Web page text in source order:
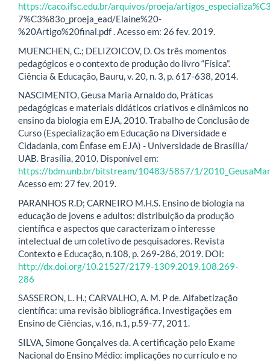
https://caco.ifsc.edu.br/arquivos/proeja/
7%C3%83o_proeja_ead/Elaine%20-
%20Artigo%20final.pdf . Acesso em: 26 fev. 2019.
MUENCHEN, C.; DELIZOICOV, D. Os três momentos
pedagógicos e o contexto de produção do livro “Física”.
Ciência & Educação, Bauru, v. 20, n. 3, p. 617-638, 2014.
NASCIMENTO, Geusa Maria Arnaldo do, Práticas
pedagógicas e materiais didáticos criativos e dinâmicos no
ensino da biologia em EJA, 2010. Trabalho de Conclusão de
Curso (Especialização em Educação na Diversidade e
Cidadania, com Ênfase em EJA) - Universidade de Brasília/
UAB. Brasília, 2010. Disponível em:
https://bdm.unb.br/bitstream/10483/5857/1/
Acesso em: 27 fev. 2019.
PARANHOS R.D; CARNEIRO M.H.S. Ensino de biologia na
educação de jovens e adultos: distribuição da produção
científica e aspectos que caracterizam o interesse
intelectual de um coletivo de pesquisadores. Revista
Contexto e Educação, n.108, p. 269-286, 2019. DOI:
http://dx.doi.org/10.21527/2179-1309.2019.108.269-
286
SASSERON, L. H.; CARVALHO, A. M. P de. Alfabetização
científica: uma revisão bibliográfica. Investigações em
Ensino de Ciências, v.16, n.1, p.59-77, 2011.
SILVA, Simone Gonçalves da. A certificação pelo Exame
Nacional do Ensino Médio: implicações no currículo e no